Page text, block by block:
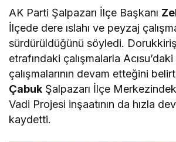
AK Parti Şalpazarı İlçe Başkanı
İlçede dere ıslahı ve peyzaj
sürdürüldüğünü söyledi.
etrafındaki çalışmalarla Acısu’daki
çalışmalarının devam etteğini
Çabuk Şalpazarı İlçe
Vadi Projesi inşaatının da hızla
kaydetti.